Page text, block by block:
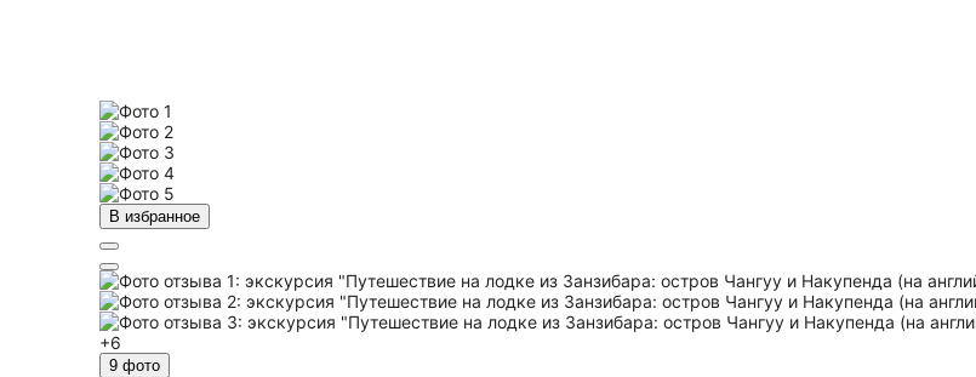
В избранное
+6
9 фото